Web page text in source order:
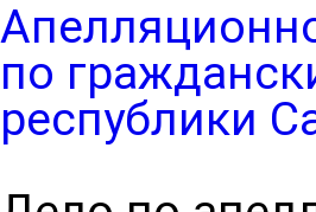
по
республики